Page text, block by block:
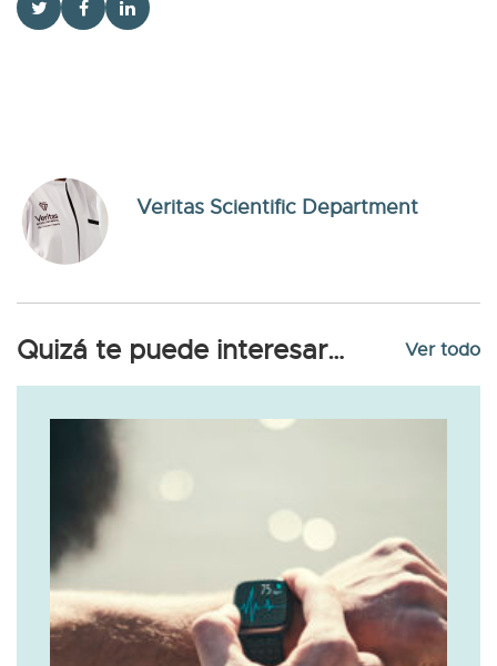
Veritas Scientific Department
Ver todo
Quizá te puede interesar…